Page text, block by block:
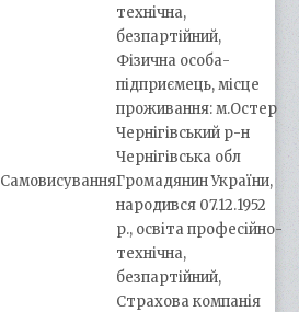
технічна,
безпартійний,
Фізична особа-
підприємець, місце
проживання: м.Остер
Чернігівський р-н
Чернігівська обл
СамовисуванняГромадянин України,
народився 07.12.1952
р., освіта професійно-
технічна,
безпартійний,
Страхова компанія